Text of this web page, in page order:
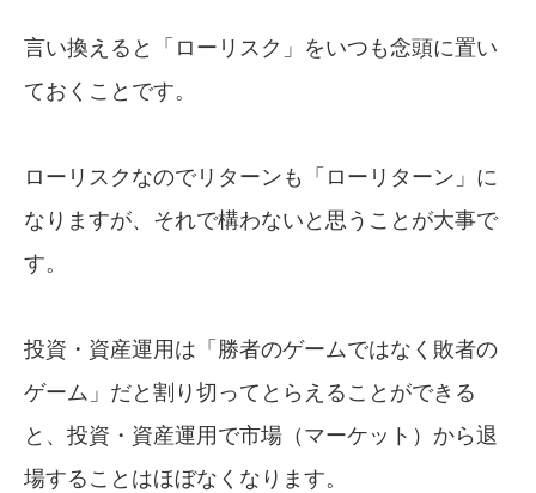
言い換えると「ローリスク」をいつも念頭に置い
ておくことです。
ローリスクなのでリターンも「ローリターン」に
なりますが、それで構わないと思うことが大事で
す。
投資・資産運用は「勝者のゲームではなく敗者の
ゲーム」だと割り切ってとらえることができる
と、投資・資産運用で市場（マーケット）から退
場することはほぼなくなります。